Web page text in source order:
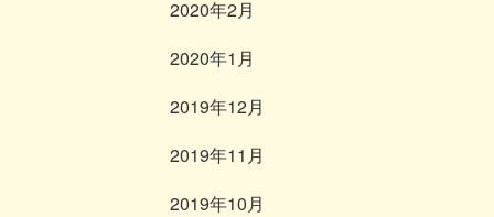
2020年2月
2020年1月
2019年12月
2019年11月
2019年10月